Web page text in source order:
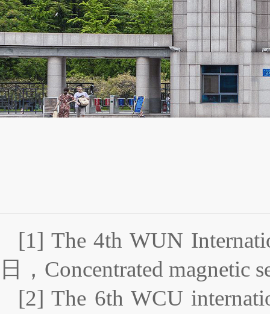
[1] The 4th WUN
日，Concentrated magnetic
[2] The 6th WCU